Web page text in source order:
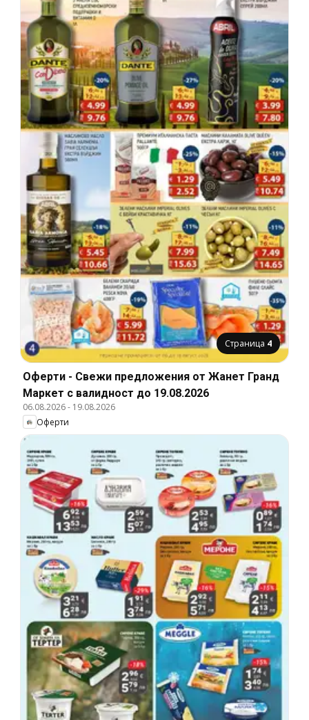
Страница 4
Оферти - Свежи предложения от Жанет Гранд
Маркет с валидност до 19.08.2026
06.08.2026- 19.08.2026
Оферти